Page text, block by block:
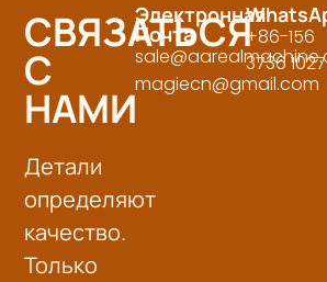
СВЯЗАТЬСЯ
С
НАМИ
Детали
определяют
качество.
Только
Электронная
Почта
magiecn@gmail.com
+86-156
3736 1027